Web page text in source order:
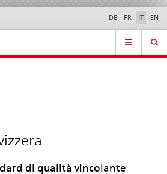
Contatto | Supporto &
aiuto
DE FR IT EN
di qualità vincolante